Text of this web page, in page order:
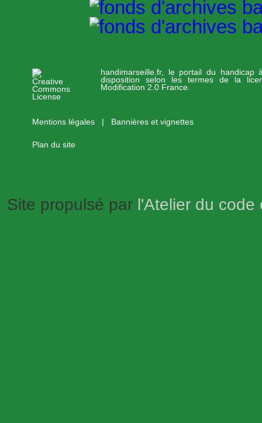
handimarseille.fr, le portail du handicap
disposition selon les termes de la
Modification 2.0 France.
Mentions légales Bannières et vignettes
Plan du site
Site propulsé par l'Atelier du